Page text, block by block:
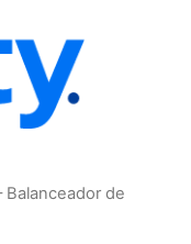
Balanceador de